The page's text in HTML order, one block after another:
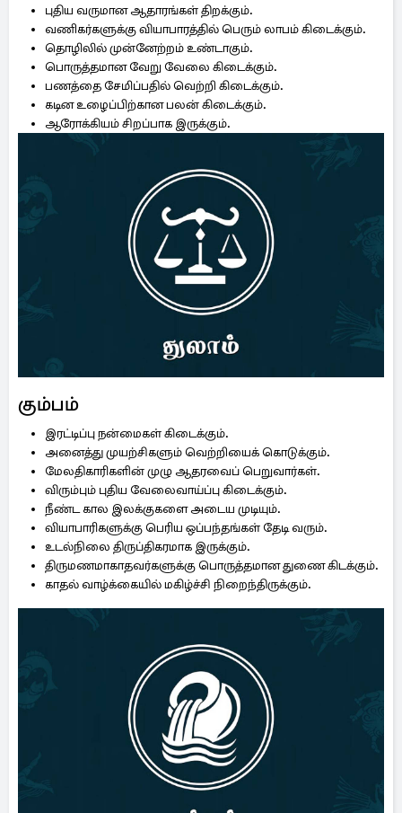
புதிய வருமான ஆதாரங்கள் திறக்கும்.
வணிகர்களுக்கு வியாபாரத்தில் பெரும் லாபம் கிடைக்கும்.
தொழிலில் முன்னேற்றம் உண்டாகும்.
பொருத்தமான வேறு வேலை கிடைக்கும்.
பணத்தை சேமிப்பதில் வெற்றி கிடைக்கும்.
கடின உழைப்பிற்கான பலன் கிடைக்கும்.
ஆரோக்கியம் சிறப்பாக இருக்கும்.
கும்பம்
இரட்டிப்பு நன்மைகள் கிடைக்கும்.
அனைத்து முயற்சிகளும் வெற்றியைக் கொடுக்கும்.
மேலதிகாரிகளின் முழு ஆதரவைப் பெறுவார்கள்.
விரும்பும் புதிய வேலைவாய்ப்பு கிடைக்கும்.
நீண்ட கால இலக்குகளை அடைய முடியும்.
வியாபாரிகளுக்கு பெரிய ஒப்பந்தங்கள் தேடி வரும்.
உடல்நிலை திருப்திகரமாக இருக்கும்.
திருமணமாகாதவர்களுக்கு பொருத்தமான துணை கிடக்கும்.
காதல் வாழ்க்கையில் மகிழ்ச்சி நிறைந்திருக்கும்.